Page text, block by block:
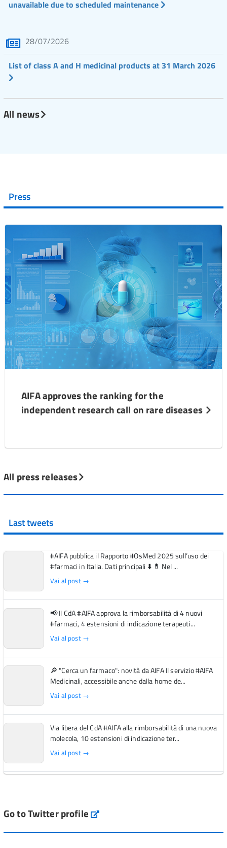
unavailable due to scheduled maintenance
28/07/2026
List of class A and H medicinal products at 31 March 2026
All news
Press
AIFA approves the ranking for the
independent research call on rare diseases
All press releases
Last tweets
#AIFA pubblica il Rapporto #OsMed 2025 sull’uso dei
#farmaci in Italia. Dati principali ⬇️ 💊 Nel ...
Vai al post →
📢 Il CdA #AIFA approva la rimborsabilità di 4 nuovi
#farmaci, 4 estensioni di indicazione terapeuti...
Vai al post →
🔎 "Cerca un farmaco": novità da AIFA Il servizio #AIFA
Medicinali, accessibile anche dalla home de...
Vai al post →
Via libera del CdA #AIFA alla rimborsabilità di una nuova
molecola, 10 estensioni di indicazione ter...
Vai al post →
Vai al post →
Go to Twitter profile aifa_ufficiale